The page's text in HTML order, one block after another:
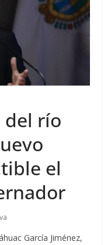
del río
el
García Jiménez,